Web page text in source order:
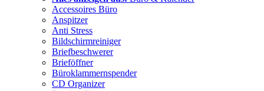
Accessoires Büro
Anspitzer
Anti Stress
Bildschirmreiniger
Briefbeschwerer
Brieföffner
Büroklammernspender
CD Organizer